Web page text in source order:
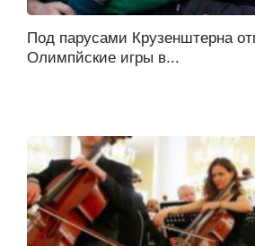
Под парусами Крузенштерна
Олимпйские игры в...